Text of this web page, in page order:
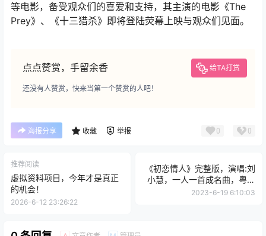
等电影，备受观众们的喜爱和支持，其主演的电影《The
Prey》、《十三猎杀》即将登陆荧幕上映与观众们见面。
点点赞赏，手留余香 给TA打赏
还没有人赞赏，快来当第一个赞赏的人吧！
海报分享 收藏 举报 0 0
推荐阅读
虚拟资料项目，今年才是真正
的机会！
2026-6-12 23:26:22
《初恋情人》完整版，演唱:刘
小慧，一人一首成名曲，粤语
经典
2023-6-19 6:10:03